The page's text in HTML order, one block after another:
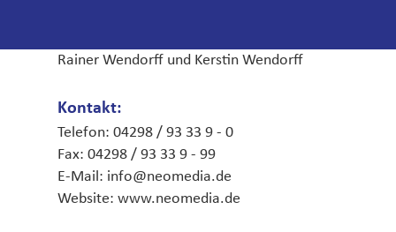
Rainer Wendorff und Kerstin Wendorff
Kontakt:
Telefon: 04298 / 93 33 9 - 0
Fax: 04298 / 93 33 9 - 99
E-Mail: info@neomedia.de
Website: www.neomedia.de